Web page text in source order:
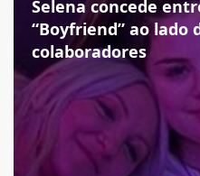
Selena concede
“Boyfriend” ao lado
colaboradores